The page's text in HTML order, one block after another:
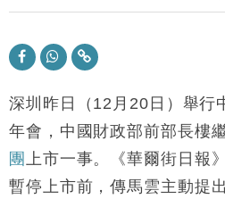
47仙
17:33
及消費表現
損失近6900萬元
16:05
財經｜日經失守6.5萬點
粦接任
深圳昨日（12月20日）舉行
年會，中國財政部前部長樓
團 上市一事。《華爾街日報
暫停上市前，傳馬雲主動提